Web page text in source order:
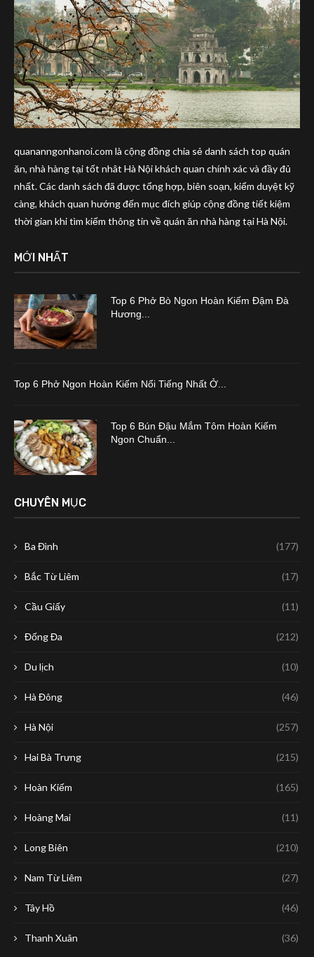
quananngonhanoi.com là cộng đồng chia sẻ danh sách top quán
ăn, nhà hàng tại tốt nhât Hà Nội khách quan chính xác và đầy đủ
nhất. Các danh sách đã được tổng hợp, biên soạn, kiểm duyệt kỹ
càng, khách quan hướng đến mục đích giúp cộng đồng tiết kiệm
thời gian khi tìm kiếm thông tin về quán ăn nhà hàng tại Hà Nội.
MỚI NHẤT
Top 6 Phở Bò Ngon Hoàn Kiếm Đậm Đà
Hương...
Top 6 Phở Ngon Hoàn Kiếm Nổi Tiếng Nhất Ở...
Top 6 Bún Đậu Mắm Tôm Hoàn Kiếm
Ngon Chuẩn...
CHUYÊN MỤC
Ba Đình (177)
Bắc Từ Liêm (17)
Cầu Giấy (11)
Đống Đa (212)
Du lịch (10)
Hà Đông (46)
Hà Nội (257)
Hai Bà Trưng (215)
Hoàn Kiếm (165)
Hoàng Mai (11)
Long Biên (210)
Nam Từ Liêm (27)
Tây Hồ (46)
Thanh Xuân (36)